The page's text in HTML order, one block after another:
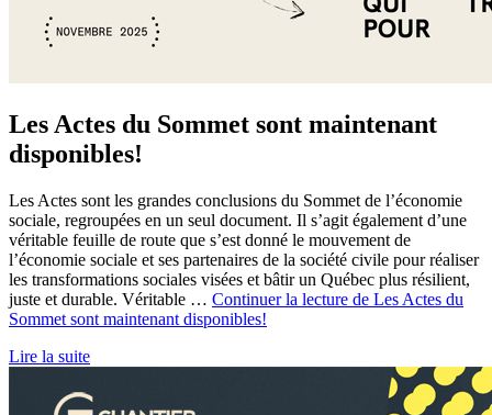
Les Actes du Sommet sont maintenant
disponibles!
Les Actes sont les grandes conclusions du Sommet de l’économie
sociale, regroupées en un seul document. Il s’agit également d’une
véritable feuille de route que s’est donné le mouvement de
l’économie sociale et ses partenaires de la société civile pour réaliser
les transformations sociales visées et bâtir un Québec plus résilient,
juste et durable. Véritable … Continuer la lecture de Les Actes du
Sommet sont maintenant disponibles!
Lire la suite